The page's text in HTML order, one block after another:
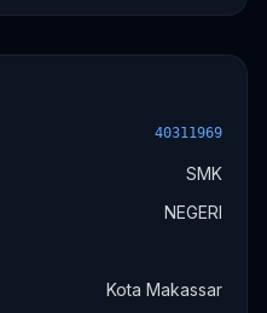
40311969
SMK
NEGERI
Kota Makassar